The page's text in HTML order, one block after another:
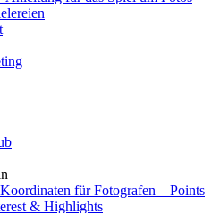
für Fotografen – Points
& Highlights